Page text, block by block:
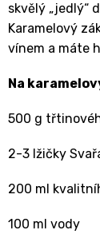
skvělý „jedlý“
Karamelový
vínem a máte
Na
500 g
2-3 lžičky
200 ml
100 ml vody